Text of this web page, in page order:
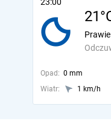
Opad: 0 mm
Wiatr:
1 km/h